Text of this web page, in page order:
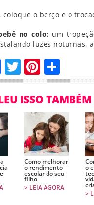
coloque o berço e o
no colo: um
luzes noturnas,
Facebook
Twitter
ISSO TAMBÉM
Como melhorar
o rendimento
escolar do seu
filho
> LEIA AGORA
o
>